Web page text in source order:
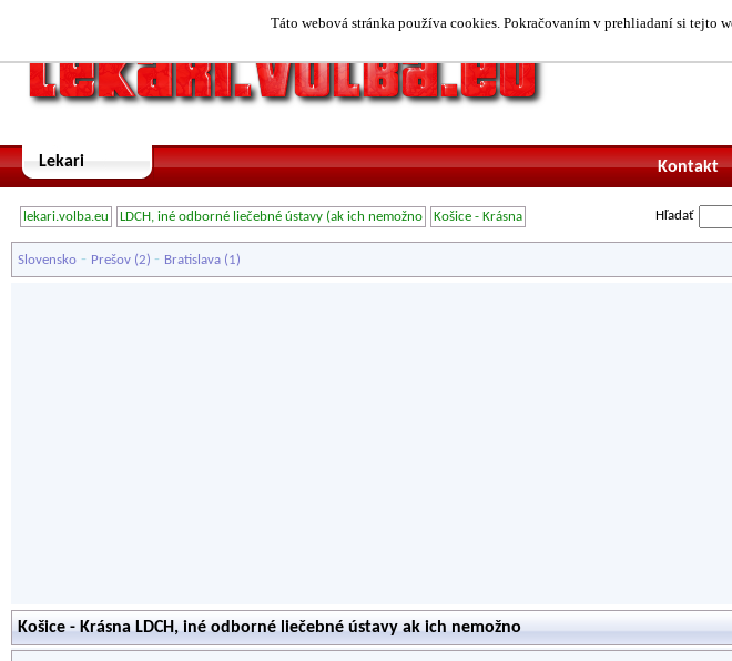
Táto webová stránka používa cookies. Pokračovaním v prehliadaní si tejto
Lekari Kontakt
lekari.volba.eu LDCH, iné odborné liečebné ústavy (ak ich nemožno Košice - Krásna Hľadať
Slovensko - Prešov (2) - Bratislava (1)
Košice - Krásna LDCH, iné odborné liečebné ústavy ak ich nemožno